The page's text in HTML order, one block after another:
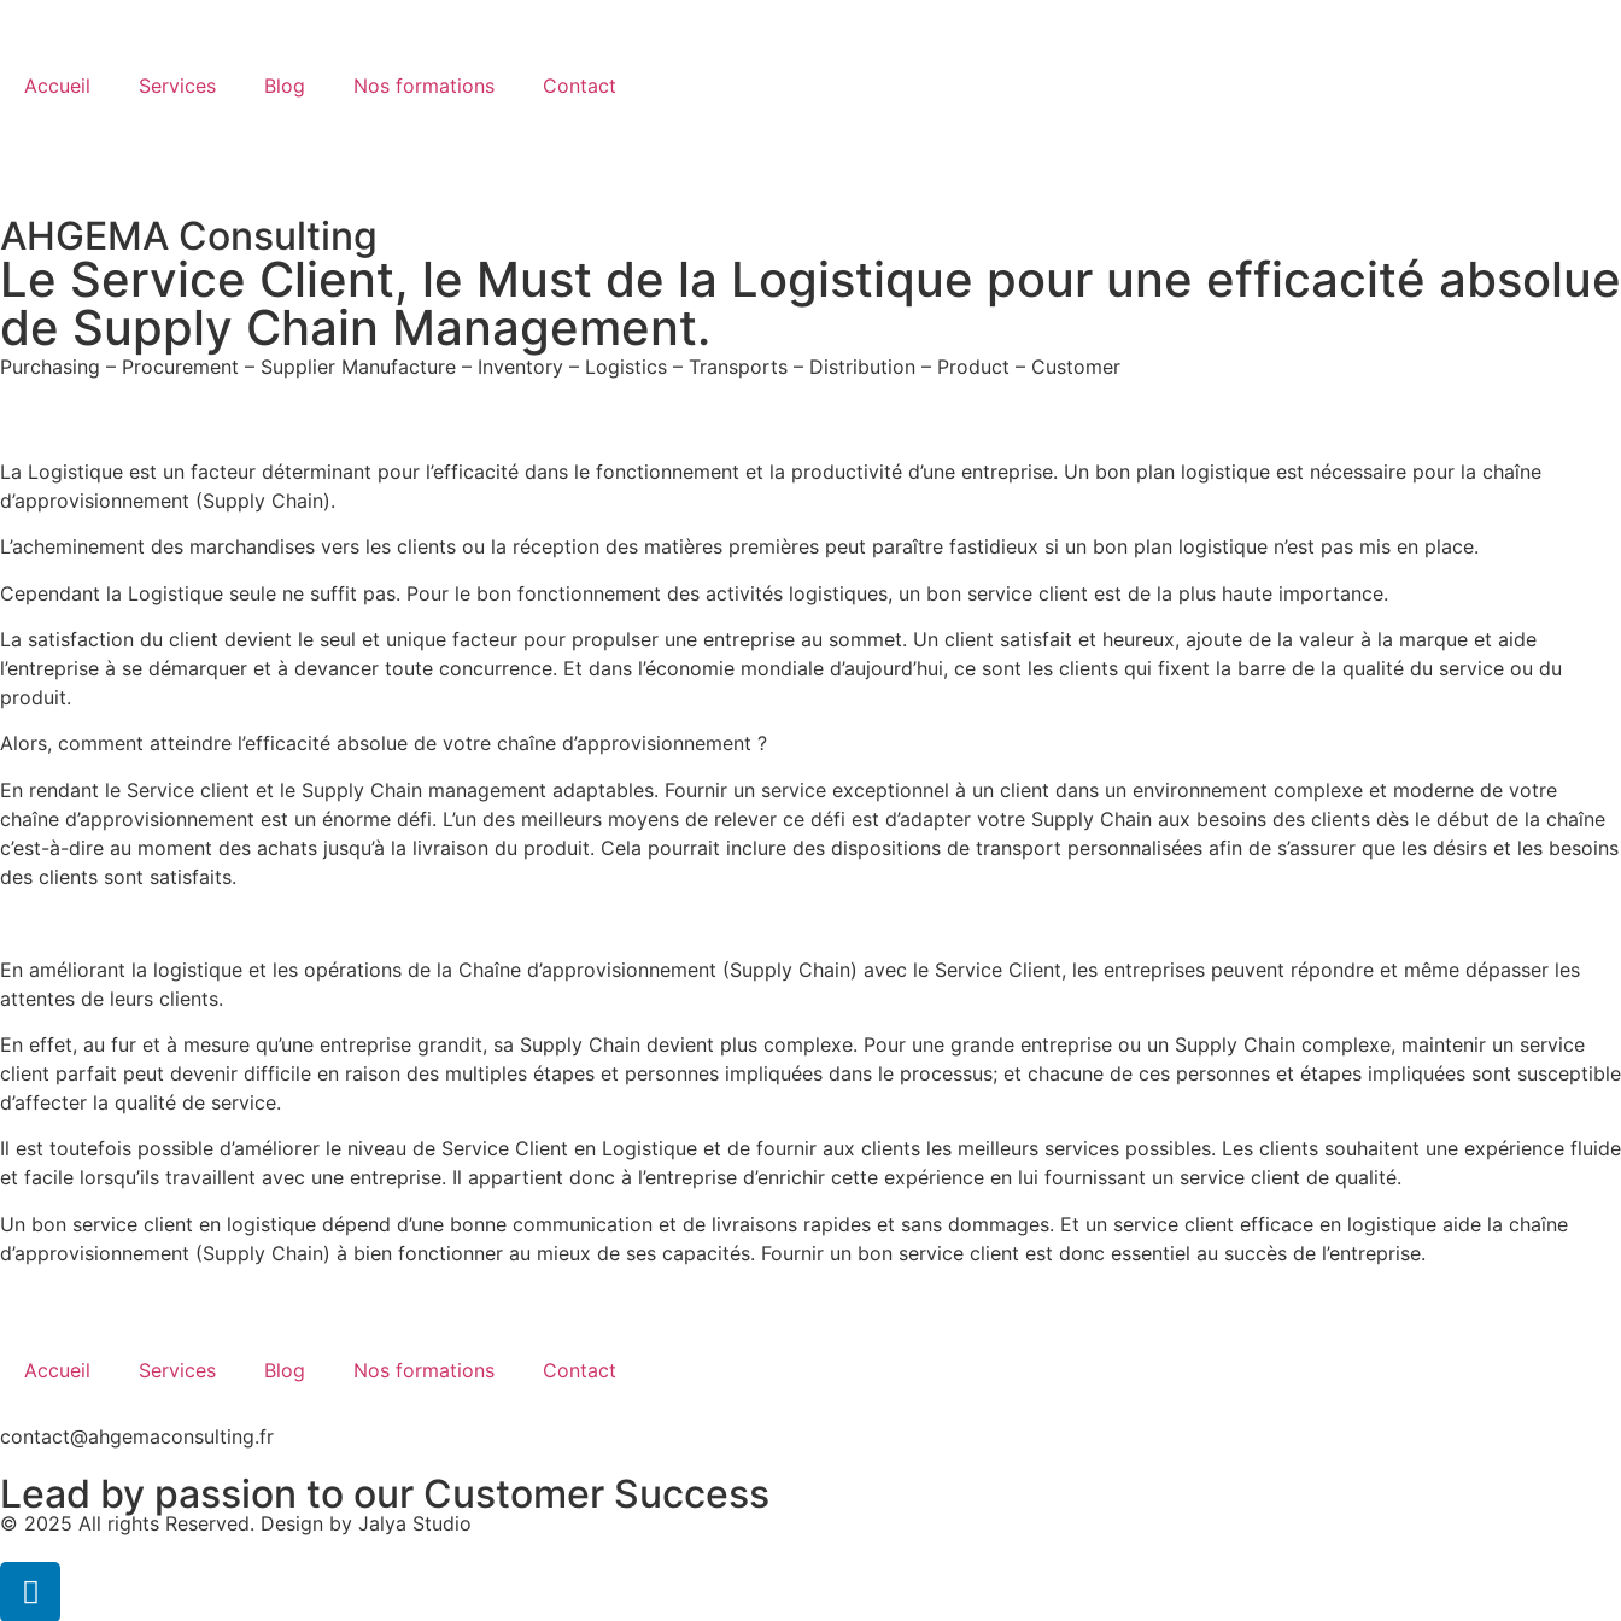
Accueil Services Blog Nos formations Contact
AHGEMA Consulting
Le Service Client, le Must de la Logistique pour une efficacité absolue
de Supply Chain Management.
Purchasing – Procurement – Supplier Manufacture – Inventory – Logistics – Transports – Distribution – Product – Customer
La Logistique est un facteur déterminant pour l’efficacité dans le fonctionnement et la productivité d’une entreprise. Un bon plan logistique est nécessaire pour la chaîne
d’approvisionnement (Supply Chain).
L’acheminement des marchandises vers les clients ou la réception des matières premières peut paraître fastidieux si un bon plan logistique n’est pas mis en place.
Cependant la Logistique seule ne suffit pas. Pour le bon fonctionnement des activités logistiques, un bon service client est de la plus haute importance.
La satisfaction du client devient le seul et unique facteur pour propulser une entreprise au sommet. Un client satisfait et heureux, ajoute de la valeur à la marque et aide
l’entreprise à se démarquer et à devancer toute concurrence. Et dans l’économie mondiale d’aujourd’hui, ce sont les clients qui fixent la barre de la qualité du service ou du
produit.
Alors, comment atteindre l’efficacité absolue de votre chaîne d’approvisionnement ?
En rendant le Service client et le Supply Chain management adaptables. Fournir un service exceptionnel à un client dans un environnement complexe et moderne de votre
chaîne d’approvisionnement est un énorme défi. L’un des meilleurs moyens de relever ce défi est d’adapter votre Supply Chain aux besoins des clients dès le début de la chaîne
c’est-à-dire au moment des achats jusqu’à la livraison du produit. Cela pourrait inclure des dispositions de transport personnalisées afin de s’assurer que les désirs et les besoins
des clients sont satisfaits.
En améliorant la logistique et les opérations de la Chaîne d’approvisionnement (Supply Chain) avec le Service Client, les entreprises peuvent répondre et même dépasser les
attentes de leurs clients.
En effet, au fur et à mesure qu’une entreprise grandit, sa Supply Chain devient plus complexe. Pour une grande entreprise ou un Supply Chain complexe, maintenir un service
client parfait peut devenir difficile en raison des multiples étapes et personnes impliquées dans le processus; et chacune de ces personnes et étapes impliquées sont susceptible
d’affecter la qualité de service.
Il est toutefois possible d’améliorer le niveau de Service Client en Logistique et de fournir aux clients les meilleurs services possibles. Les clients souhaitent une expérience fluide
et facile lorsqu’ils travaillent avec une entreprise. Il appartient donc à l’entreprise d’enrichir cette expérience en lui fournissant un service client de qualité.
Un bon service client en logistique dépend d’une bonne communication et de livraisons rapides et sans dommages. Et un service client efficace en logistique aide la chaîne
d’approvisionnement (Supply Chain) à bien fonctionner au mieux de ses capacités. Fournir un bon service client est donc essentiel au succès de l’entreprise.
Accueil Services Blog Nos formations Contact
contact@ahgemaconsulting.fr
Lead by passion to our Customer Success
© 2025 All rights Reserved. Design by Jalya Studio